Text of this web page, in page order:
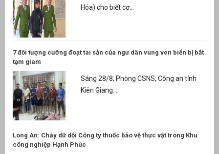
Hóa) cho biết cơ...
7 đối tượng cưỡng đoạt tài sản của ngư dân vùng ven biển bị bắt
tạm giam
Sáng 28/8, Phòng CSNS, Công an tỉnh
Kiên Giang...
Long An: Cháy dữ dội Công ty thuốc bảo vệ thực vật trong Khu
công nghiệp Hạnh Phúc